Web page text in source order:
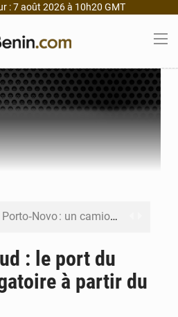
: 7 août 2026 à 10h20 GMT
Porto‑Novo : un camion de produits pétroliers embrase Avakpa
Bénin : Djogbénou inspecte le chantier du siège de l’Assemblée
: le port du
à partir du